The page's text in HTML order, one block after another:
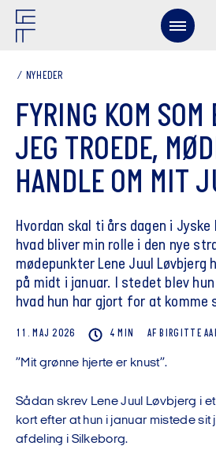
NYHEDER
FYRING KOM SOM
JEG TROEDE,
HANDLE OM MIT
Hvordan skal ti års dagen i Jyske
hvad bliver min rolle i den nye
mødepunkter Lene Juul Løvbjerg
på midt i januar. I stedet blev
hvad hun har gjort for at komme
11. MAJ 2026 4 MIN AF BIRGITTE
”Mit grønne hjerte er knust”.
Sådan skrev Lene Juul Løvbjerg i
kort efter at hun i januar mistede sit
afdeling i Silkeborg.